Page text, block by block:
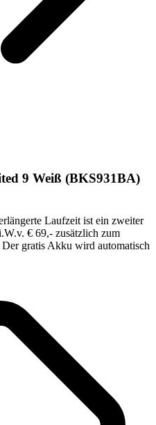
9 Weiß (BKS931BA)
Laufzeit ist ein zweiter
€ 69,- zusätzlich zum
gratis Akku wird automatisch